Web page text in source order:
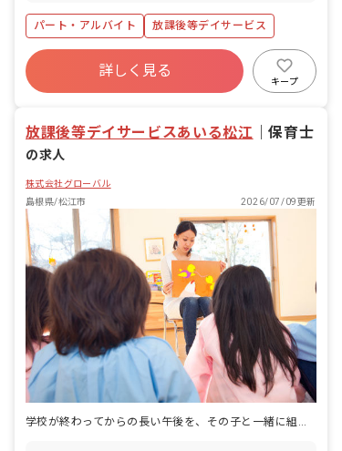
パート・アルバイト 放課後等デイサービス
詳しく見る
キープ
放課後等デイサービスあいる松江 ｜保育士
の求人
株式会社グローバル
島根県/松江市
2026/07/09更新
学校が終わってからの長い午後を、その子と一緒に組み立てていく仕事です。